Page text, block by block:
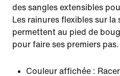
des sangles extensibles
Les rainures flexibles sur la
permettent au pied de
pour faire ses premiers pas.
Couleur affichée :